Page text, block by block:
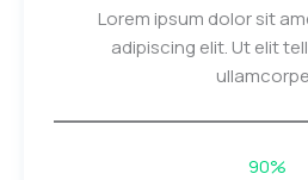
Lorem ipsum dolor sit
adipiscing elit. Ut elit
90%